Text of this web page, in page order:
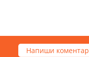
Напиши коментар